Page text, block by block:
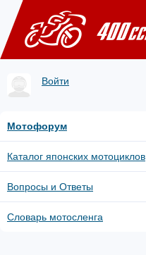
Войти
Мотофорум
Каталог японских мотоциклов
Вопросы и Ответы
Словарь мотосленга